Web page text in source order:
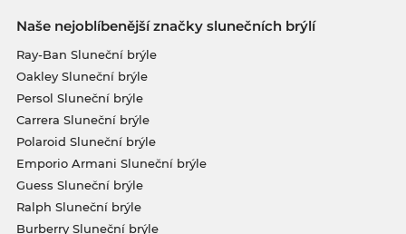
Naše nejoblíbenější značky slunečních brýlí
Ray-Ban Sluneční brýle
Oakley Sluneční brýle
Persol Sluneční brýle
Carrera Sluneční brýle
Polaroid Sluneční brýle
Emporio Armani Sluneční brýle
Guess Sluneční brýle
Ralph Sluneční brýle
Burberry Sluneční brýle